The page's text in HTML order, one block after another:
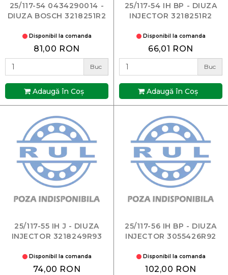
25/117-54 0434290014 -
DIUZA BOSCH 3218251R2
Disponibil la comanda
81,00 RON
Buc
Adaugă în Coş
25/117-54 IH BP - DIUZA
INJECTOR 3218251R2
Disponibil la comanda
66,01 RON
Buc
Adaugă în Coş
25/117-55 IH J - DIUZA
INJECTOR 3218249R93
Disponibil la comanda
74,00 RON
25/117-56 IH BP - DIUZA
INJECTOR 3055426R92
Disponibil la comanda
102,00 RON